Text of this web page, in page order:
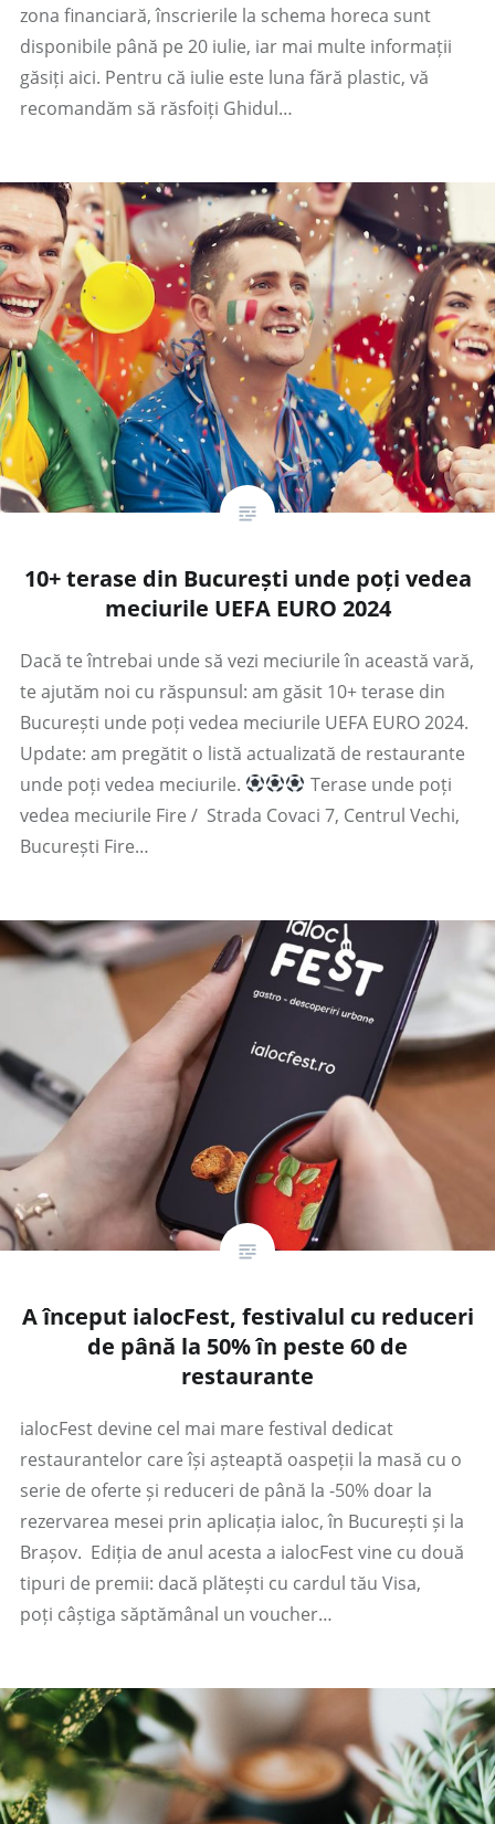
zona financiară, înscrierile la schema horeca sunt
disponibile până pe 20 iulie, iar mai multe informații
găsiți aici. Pentru că iulie este luna fără plastic, vă
recomandăm să răsfoiți Ghidul…
10+ terase din București unde poți vedea
meciurile UEFA EURO 2024
Dacă te întrebai unde să vezi meciurile în această vară,
te ajutăm noi cu răspunsul: am găsit 10+ terase din
București unde poți vedea meciurile UEFA EURO 2024.
Update: am pregătit o listă actualizată de restaurante
unde poți vedea meciurile.
Terase unde poți
vedea meciurile Fire / Strada Covaci 7, Centrul Vechi,
București Fire…
A început ialocFest, festivalul cu reduceri
de până la 50% în peste 60 de
restaurante
ialocFest devine cel mai mare festival dedicat
restaurantelor care își așteaptă oaspeții la masă cu o
serie de oferte și reduceri de până la -50% doar la
rezervarea mesei prin aplicația ialoc, în București și la
Brașov. Ediția de anul acesta a ialocFest vine cu două
tipuri de premii: dacă plătești cu cardul tău Visa,
poți câștiga săptămânal un voucher…